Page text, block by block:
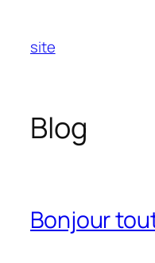
contenu
site
Blog
Bonjour